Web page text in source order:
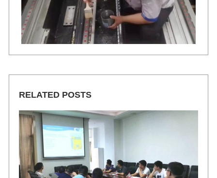
RELATED POSTS